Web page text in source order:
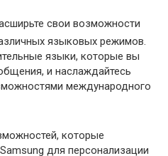
свои возможности
языковых режимов.
языки, которые вы
и наслаждайтесь
международного
которые
для персонализации